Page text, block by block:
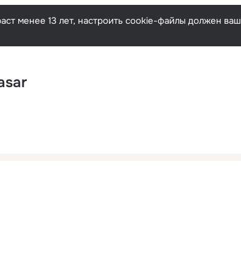
Русский
менее 13 лет, настроить cookie-файлы должен ваш